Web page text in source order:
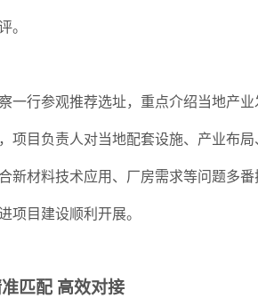
。
行参观推荐选址，重点介绍当地产业
项目负责人对当地配套设施、产业布
新材料技术应用、厂房需求等问题多
项目建设顺利开展。
匹配 高效对接